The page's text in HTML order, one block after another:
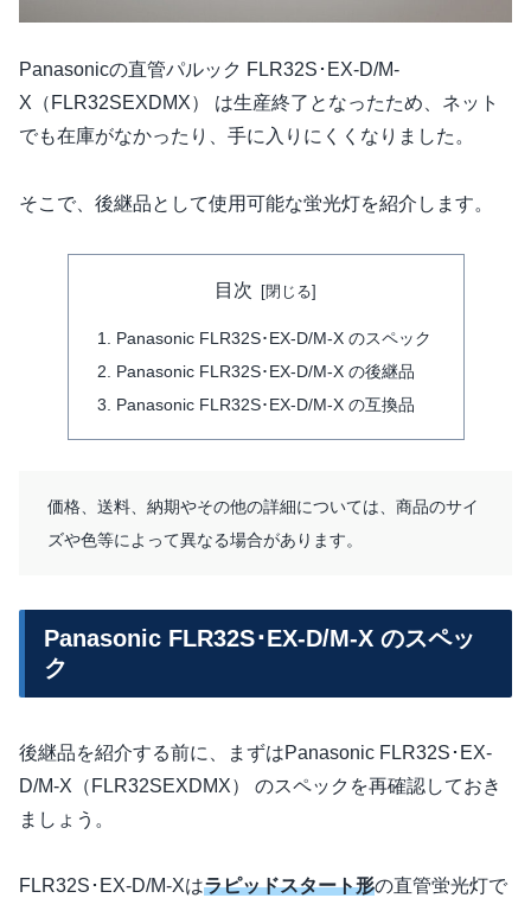
Panasonicの直管パルック FLR32S･EX-D/M-
X（FLR32SEXDMX） は生産終了となったため、ネット
でも在庫がなかったり、手に入りにくくなりました。
そこで、後継品として使用可能な蛍光灯を紹介します。
目次
Panasonic FLR32S･EX-D/M-X のスペック
Panasonic FLR32S･EX-D/M-X の後継品
Panasonic FLR32S･EX-D/M-X の互換品
価格、送料、納期やその他の詳細については、商品のサイ
ズや色等によって異なる場合があります。
Panasonic FLR32S･EX-D/M-X のスペッ
ク
後継品を紹介する前に、まずはPanasonic FLR32S･EX-
D/M-X（FLR32SEXDMX） のスペックを再確認しておき
ましょう。
FLR32S･EX-D/M-Xはラピッドスタート形の直管蛍光灯で